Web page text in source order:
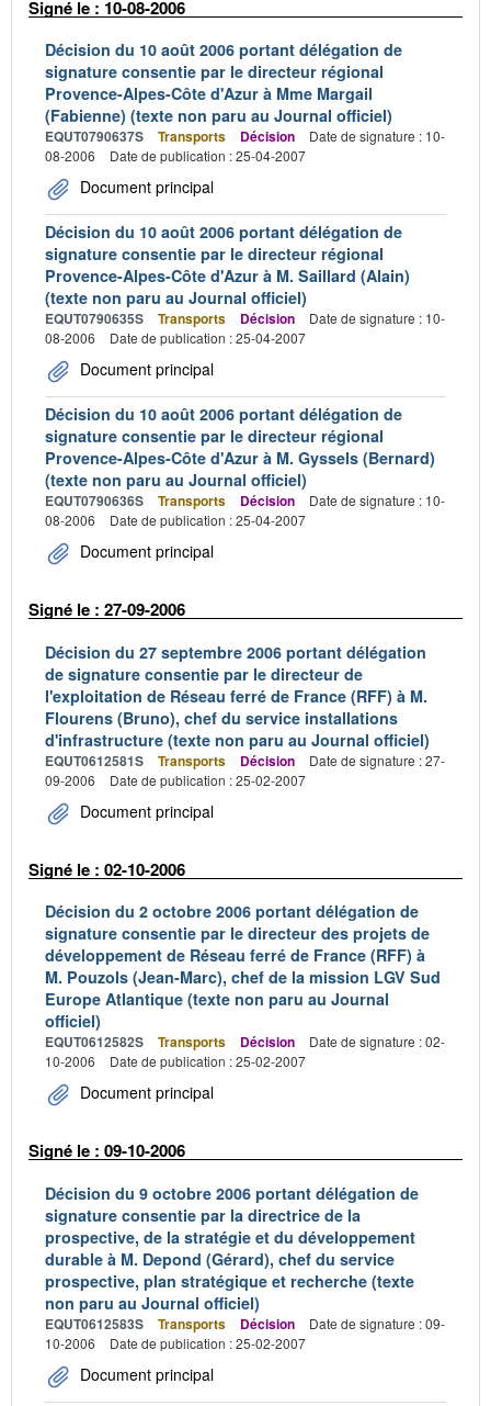
Signé le : 10-08-2006
Décision du 10 août 2006 portant délégation de
signature consentie par le directeur régional
Provence-Alpes-Côte d'Azur à Mme Margail
(Fabienne) (texte non paru au Journal officiel)
EQUT0790637S Transports Décision
Date de signature : 10-
08-2006
Date de publication : 25-04-2007
Document principal
Décision du 10 août 2006 portant délégation de
signature consentie par le directeur régional
Provence-Alpes-Côte d'Azur à M. Saillard (Alain)
(texte non paru au Journal officiel)
EQUT0790635S Transports Décision
Date de signature : 10-
08-2006
Date de publication : 25-04-2007
Document principal
Décision du 10 août 2006 portant délégation de
signature consentie par le directeur régional
Provence-Alpes-Côte d'Azur à M. Gyssels (Bernard)
(texte non paru au Journal officiel)
EQUT0790636S Transports Décision
Date de signature : 10-
08-2006
Date de publication : 25-04-2007
Document principal
Signé le : 27-09-2006
Décision du 27 septembre 2006 portant délégation
de signature consentie par le directeur de
l'exploitation de Réseau ferré de France (RFF) à M.
Flourens (Bruno), chef du service installations
d'infrastructure (texte non paru au Journal officiel)
EQUT0612581S Transports Décision
Date de signature : 27-
09-2006
Date de publication : 25-02-2007
Document principal
Signé le : 02-10-2006
Décision du 2 octobre 2006 portant délégation de
signature consentie par le directeur des projets de
développement de Réseau ferré de France (RFF) à
M. Pouzols (Jean-Marc), chef de la mission LGV Sud
Europe Atlantique (texte non paru au Journal
officiel)
EQUT0612582S Transports Décision
Date de signature : 02-
10-2006
Date de publication : 25-02-2007
Document principal
Signé le : 09-10-2006
Décision du 9 octobre 2006 portant délégation de
signature consentie par la directrice de la
prospective, de la stratégie et du développement
durable à M. Depond (Gérard), chef du service
prospective, plan stratégique et recherche (texte
non paru au Journal officiel)
EQUT0612583S Transports Décision
Date de signature : 09-
10-2006
Date de publication : 25-02-2007
Document principal